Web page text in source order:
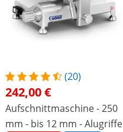
(20)
242,00 €
Aufschnittmaschine - 250
mm - bis 12 mm - Alugriffe